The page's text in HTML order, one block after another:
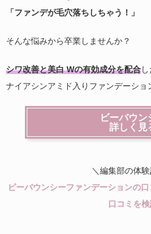
「ファンデが毛穴落ちしちゃう！」
そんな悩みから卒業しませんか？
シワ改善と美白 Wの有効成分を配合し
ナイアシンアミド入りファンデーショ
ビーバウン
詳しく見
＼編集部の体
ビーバウンシーファンデーションの
口コミを